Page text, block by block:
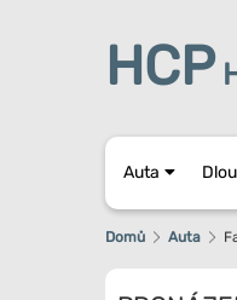
HCP
Auta
Domů Auta